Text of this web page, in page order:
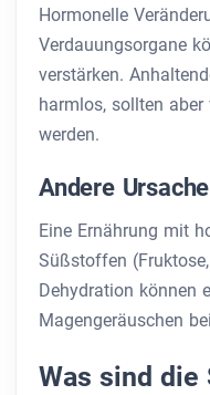
Hormonelle
Verdauungsorgane
verstärken.
harmlos, sollten
werden.
Andere
Eine Ernährung mit
Süßstoffen
Dehydration können
Magengeräuschen
Was sind die